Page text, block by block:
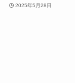
2025年5月28日